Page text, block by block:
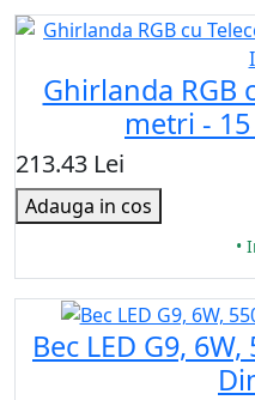
Ghirlanda RGB
metri -
213.43 Lei
Adauga in cos
•
Bec LED G9,